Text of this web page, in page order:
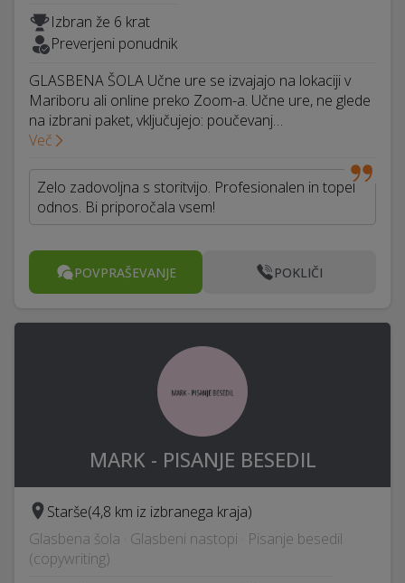
Izbran že 6 krat
Preverjeni ponudnik
GLASBENA ŠOLA Učne ure se izvajajo na lokaciji v
Mariboru ali online preko Zoom-a. ​Učne ure, ne glede
na izbrani paket, vključujejo:​ poučevanj…
Več
Zelo zadovoljna s storitvijo. Profesionalen in topel
odnos. Bi priporočala vsem!
POVPRAŠEVANJE POKLIČI
MARK - PISANJE BESEDIL
Starše(4,8 km iz izbranega kraja)
Glasbena šola · Glasbeni nastopi · Pisanje besedil
(copywriting)